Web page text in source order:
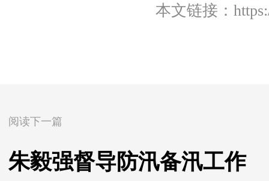
本文链接：
阅读下一篇
朱毅强督导防汛备汛工作